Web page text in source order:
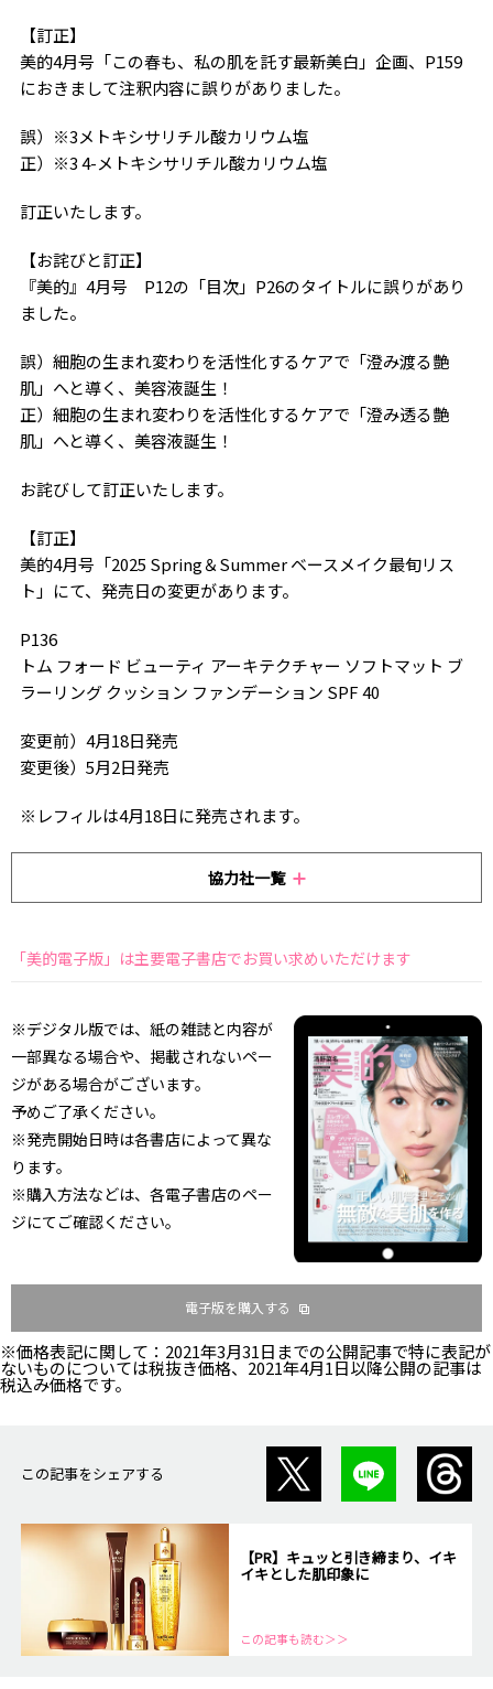
【訂正】
美的4月号「この春も、私の肌を託す最新美白」企画、P159
におきまして注釈内容に誤りがありました。
誤）※3メトキシサリチル酸カリウム塩
正）※3 4-メトキシサリチル酸カリウム塩
訂正いたします。
【お詫びと訂正】
『美的』4月号 P12の「目次」P26のタイトルに誤りがあり
ました。
誤）細胞の生まれ変わりを活性化するケアで「澄み渡る艶
肌」へと導く、美容液誕生！
正）細胞の生まれ変わりを活性化するケアで「澄み透る艶
肌」へと導く、美容液誕生！
お詫びして訂正いたします。
【訂正】
美的4月号「2025 Spring＆Summer ベースメイク最旬リス
ト」にて、発売日の変更があります。
P136
トム フォード ビューティ アーキテクチャー ソフトマット ブ
ラーリング クッション ファンデーション SPF 40
変更前）4月18日発売
変更後）5月2日発売
※レフィルは4月18日に発売されます。
協力社一覧
「美的電子版」は主要電子書店でお買い求めいただけます
※デジタル版では、紙の雑誌と内容が
一部異なる場合や、掲載されないペー
ジがある場合がございます。
予めご了承ください。
※発売開始日時は各書店によって異な
ります。
※購入方法などは、各電子書店のペー
ジにてご確認ください。
電子版を購入する
※価格表記に関して：2021年3月31日までの公開記事で特に表記が
ないものについては税抜き価格、2021年4月1日以降公開の記事は
税込み価格です。
この記事をシェアする
【PR】キュッと引き締まり、イキ
イキとした肌印象に
この記事も読む＞＞